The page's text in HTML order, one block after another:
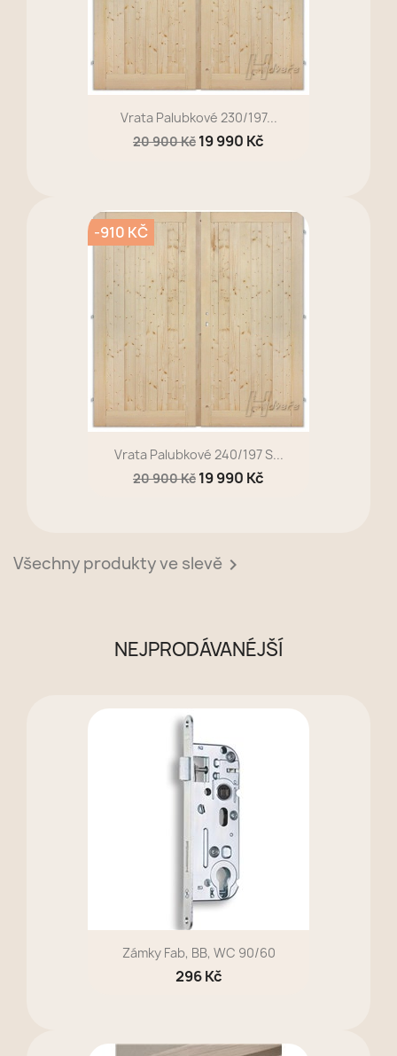
Vrata Palubkové 230/197...
20 900 Kč 19 990 Kč
Vrata Palubkové 240/197 S...
20 900 Kč 19 990 Kč
-910 KČ
Všechny produkty ve slevě 
NEJPRODÁVANÉJŠÍ
Zámky Fab, BB, WC 90/60
296 Kč